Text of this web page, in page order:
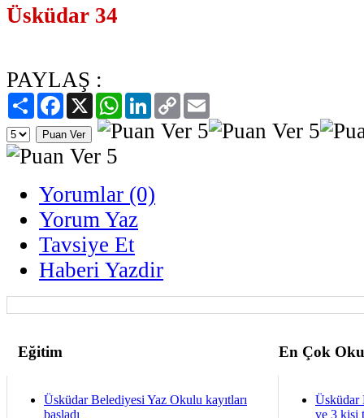
Üsküdar 34
PAYLAŞ :
PaylaşFacebook
X WhatsAppLinkedIn
Copy
Link
Yorumlar (0)
Yorum Yaz
Tavsiye Et
Haberi Yazdir
Eğitim En Çok
Üsküdar Belediyesi Yaz Okulu kayıtları
başladı
Üsküdar
ve 3 kişi